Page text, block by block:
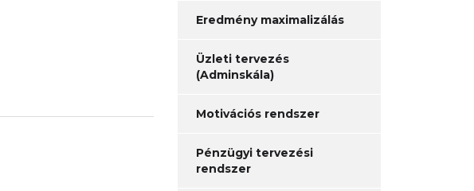
Eredmény maximalizálás
Üzleti tervezés
(Adminskála)
Motivációs rendszer
Pénzügyi tervezési
rendszer